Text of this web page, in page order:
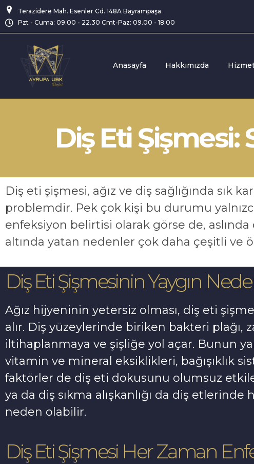
Terazidere Mah. Esenler Cd. 148A Bayrampaşa
Pzt - Cuma: 09.00 - 22.30 Cmt-Paz: 09.00 - 18.00
Avrupa UBK Dental Bayrampaşa
Anasayfa Hakkımızda
Diş Eti
Diş eti şişmesi, ağız ve diş sağlığında sık
problemdir. Pek çok kişi bu durumu
enfeksiyon belirtisi olarak görse de, aslında
altında yatan nedenler çok daha çeşitli ve
Diş Eti Şişmesinin Yaygın
Ağız hijyeninin yetersiz olması, diş eti
alır. Diş yüzeylerinde biriken bakteri plağı,
iltihaplanmaya ve şişliğe yol açar. Bunun
vitamin ve mineral eksiklikleri, bağışıklık
faktörler de diş eti dokusunu olumsuz
ya da diş sıkma alışkanlığı da diş etlerinde
neden olabilir.
Diş Eti Şişmesi Her Zaman